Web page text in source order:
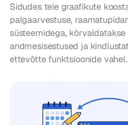
Sidudes teie graafikute
palgaarvestuse,
süsteemidega,
andmesisestused ja
ettevõtte funktsioonide vahel.